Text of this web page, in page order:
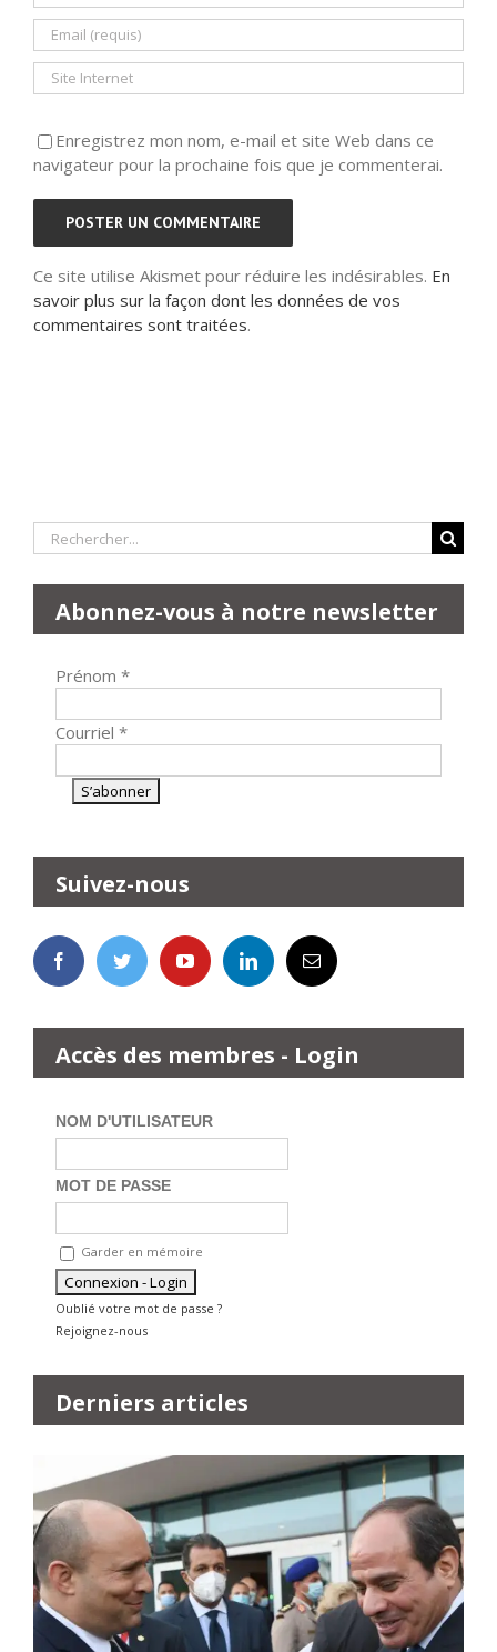
Enregistrez mon nom, e-mail et site Web dans ce
navigateur pour la prochaine fois que je commenterai.
Ce site utilise Akismet pour réduire les indésirables. En
savoir plus sur la façon dont les données de vos
commentaires sont traitées.
Rechercher:
Abonnez-vous à notre newsletter
Prénom *
Courriel *
Suivez-nous
Accès des membres - Login
NOM D'UTILISATEUR
MOT DE PASSE
Garder en mémoire
Oublié votre mot de passe ?
Rejoignez-nous
Derniers articles